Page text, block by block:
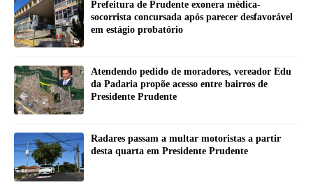
Prefeitura de Prudente exonera médica-
socorrista concursada após parecer desfavorável
em estágio probatório
Atendendo pedido de moradores, vereador Edu
da Padaria propõe acesso entre bairros de
Presidente Prudente
Radares passam a multar motoristas a partir
desta quarta em Presidente Prudente